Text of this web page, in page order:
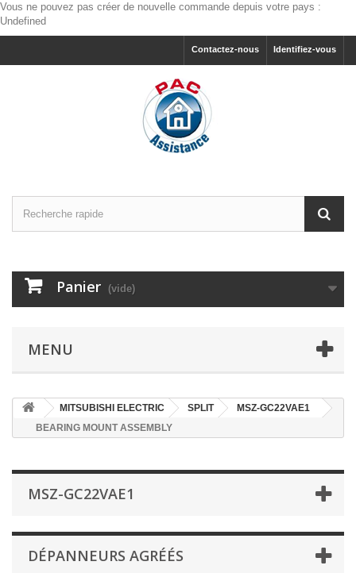
Vous ne pouvez pas créer de nouvelle commande depuis votre pays :
Undefined
Identifiez-vous
Contactez-nous
Panier (vide)
MENU
MITSUBISHI ELECTRIC SPLIT
MSZ-GC22VAE1
BEARING MOUNT ASSEMBLY
MSZ-GC22VAE1
DÉPANNEURS AGRÉÉS